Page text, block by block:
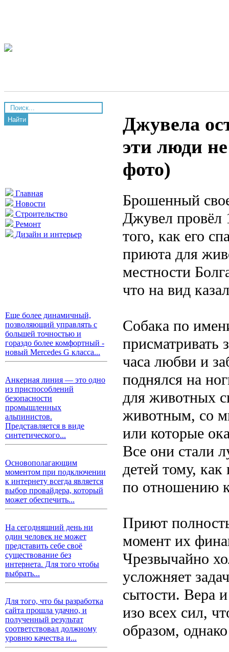
Найти
Главная
Новости
Строительство
Ремонт
Дизайн и интерьер
Еще более динамичный,
позволяющий управлять с
большей точностью и
гораздо более комфортный -
новый Mercedes G класса...
Анкерная линия — это одно
из приспособлений
безопасности
промышленных
альпинистов.
Представляется в виде
синтетического...
Основополагающим
моментом при подключении
к интернету всегда является
выбор провайдера, который
может обеспечить...
На сегодняшний день ни
один человек не может
представить себе своё
существование без
интернета. Для того чтобы
выбрать...
Для того, что бы разработка
сайта прошла удачно, и
полученный результат
соответствовал должному
уровню качества и...
Джувела
эти люди
фото)
Брошенный
Джувел провёл
того, как его
приюта для
местности
что на вид
Собака по
присматривать
часа любви и
поднялся на
для животных
животным, со
или которые
Все они стали
детей тому, как
по отношению к
Приют
момент их
Чрезвычайно
усложняет
сытости. Вера
изо всех сил,
образом,